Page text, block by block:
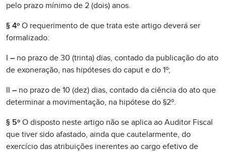
pelo prazo mínimo de 2 (dois) anos.
§ 4º O requerimento de que trata este artigo deverá ser
formalizado:
I – no prazo de 30 (trinta) dias, contado da publicação do ato
de exoneração, nas hipóteses do caput e do 1º;
II – no prazo de 10 (dez) dias, contado da ciência do ato que
determinar a movimentação, na hipótese do §2º.
§ 5º O disposto neste artigo não se aplica ao Auditor Fiscal
que tiver sido afastado, ainda que cautelarmente, do
exercício das atribuições inerentes ao cargo efetivo de